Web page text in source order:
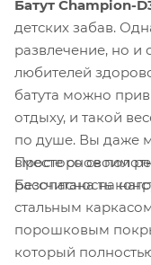
Батут Champion-
детских забав.
развлечение, но и
любителей
батута можно
отдыху, и такой
по душе. Вы даже
вместе со своим
рассчитана на
Просторное
Безопасность
стальным
порошковым
который